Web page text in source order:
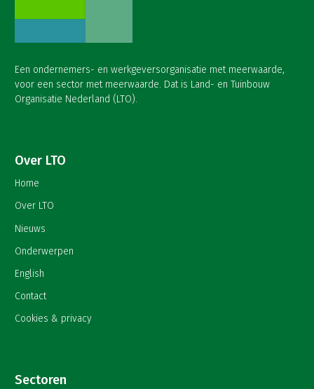
Een ondernemers- en werkgeversorganisatie met meerwaarde,
voor een sector met meerwaarde. Dat is Land- en Tuinbouw
Organisatie Nederland (LTO).
Over LTO
Home
Over LTO
Nieuws
Onderwerpen
English
Contact
Cookies & privacy
Sectoren